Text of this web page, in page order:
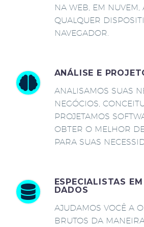
NA WEB, EM NUVEM,
QUALQUER
NAVEGADOR.
ANÁLISE E
ANALISAMOS SUAS
NEGÓCIOS,
PROJETAMOS
OBTER O MELHOR
PARA SUAS
ESPECIALISTAS
DADOS
AJUDAMOS VOCÊ A
BRUTOS DA